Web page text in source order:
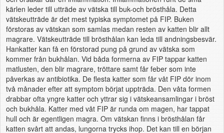
kärlen leder till utträde av vätska till buk-och brösthåla. Detta
vätskeutträde är det mest typiska symptomet på FIP. Buken
förstoras av vätskan som samlas medan resten av katten blir allt
magrare. Vätskeutträde till brösthålan kan leda till andningsbesvär.
Hankatter kan få en förstorad pung på grund av vätska som
kommer från bukhålan. Vid båda formerna av FIP tappar katten
matlusten, den blir magrare, tröttare samt får feber som inte
påverkas av antibiotika. De flesta katter som får våt FIP dör inom
två månader efter att symptom börjat uppträda. Den våta formen
drabbar ofta yngre katter och yttrar sig i vätskeansamlingar i bröst
och bukhåla. Katter med våt FIP är runda om magen, har tappat
hull och är egentligen magra. Om vätskan finns i brösthålan får
katten svårt att andas, lungorna trycks ihop. Det kan till en början